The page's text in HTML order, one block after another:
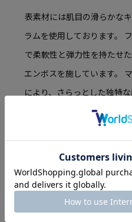
表素材には肌目の滑らかな
ラムを使用しております。
で柔軟性と弾力性を持たせた
エンボスを施しています。
により、さらっとした独特な
とした柔らかな風合いで、
それぞれの革が
Read